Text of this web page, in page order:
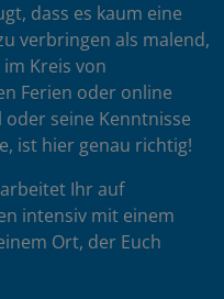
dass es kaum eine
verbringen als malend,
Kreis von
Ferien oder online
seine Kenntnisse
ist hier genau richtig!
Ihr auf
intensiv mit einem
Ort, der Euch